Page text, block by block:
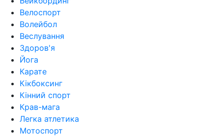
Велоспорт
Волейбол
Веслування
Здоров'я
Йога
Карате
Кікбоксинг
Кінний спорт
Крав-мага
Легка атлетика
Мотоспорт